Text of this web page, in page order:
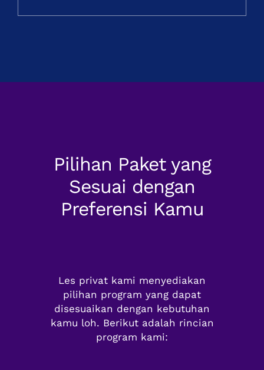
Pilihan Paket yang
Sesuai dengan
Preferensi Kamu
Les privat kami menyediakan
pilihan program yang dapat
disesuaikan dengan kebutuhan
kamu loh. Berikut adalah rincian
program kami: